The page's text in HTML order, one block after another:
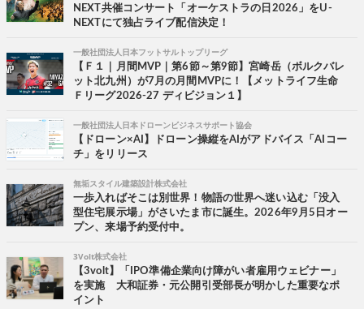
NEXT共催コンサート「オーケストラの日2026」をU-
NEXTにて独占ライブ配信決定！
一般社団法人日本フットサルトップリーグ
【Ｆ１｜月間MVP｜第6節～第9節】宮崎岳（ボルクバレ
ット北九州）が7月の月間MVPに！【メットライフ生命
Ｆリーグ2026-27 ディビジョン１】
一般社団法人日本ドローンビジネスサポート協会
【ドローン×AI】ドローン操縦をAIがアドバイス「AIコー
チ」をリリース
無垢スタイル建築設計株式会社
一歩入ればそこは別世界！物語の世界へ迷い込む「没入
型住宅展示場」がさいたま市に誕生。2026年9月5日オー
プン、来場予約受付中。
3Volt株式会社
【3volt】「IPO準備企業向け障がい者雇用ウェビナー」
を実施 大和証券・元公開引受部長が明かした重要なポ
イント